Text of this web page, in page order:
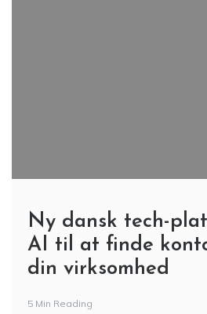
Ny dansk tech-
AI til at finde
din virksomhed
5 Min Reading